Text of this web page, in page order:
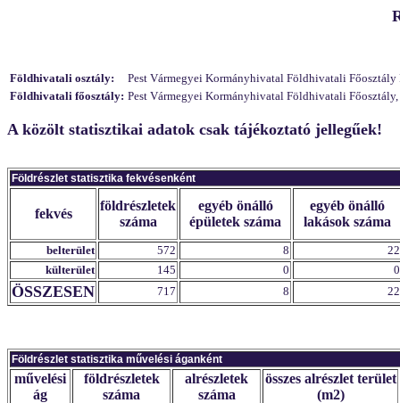
Földhivatali osztály:
Pest Vármegyei Kormányhivatal Földhivatali
Földhivatali főosztály: Pest Vármegyei Kormányhivatal Földhivatali
A közölt statisztikai adatok csak tájékoztató jellegűek!
Földrészlet statisztika fekvésenként
fekvés
földrészletek
száma
egyéb önálló
épületek száma
egyéb önálló
lakások száma
belterület 572 8
22
külterület
145 0 0
ÖSSZESEN 717 8 22
Földrészlet statisztika művelési áganként
művelési
ág
földrészletek
száma
alrészletek
száma
összes alrészlet terület
(m2)